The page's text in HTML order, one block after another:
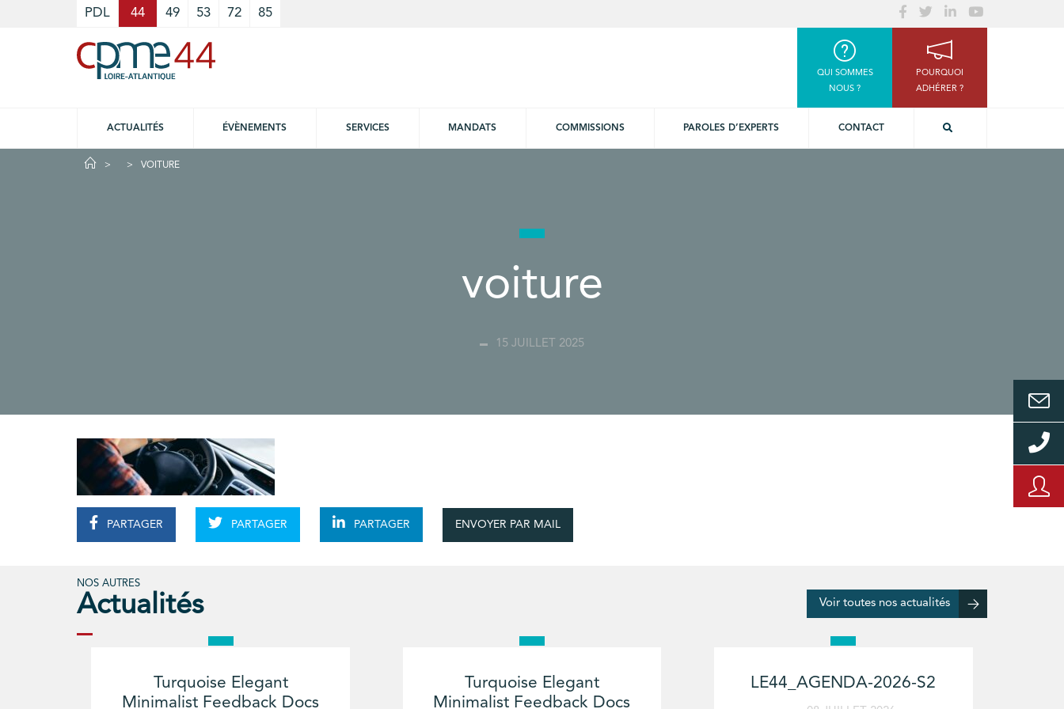
PDL 44 49 53 72 85
QUI SOMMES
NOUS ?
POURQUOI
ADHÉRER ?
ACTUALITÉS ÉVÈNEMENTS SERVICES MANDATS COMMISSIONS PAROLES D’EXPERTS CONTACT
VOITURE
voiture
15 JUILLET 2025
PARTAGER PARTAGER PARTAGER ENVOYER PAR MAIL
NOS AUTRES
Actualités Voir toutes nos actualités
Turquoise Elegant
Minimalist Feedback Docs
Turquoise Elegant
Minimalist Feedback Docs
LE44_AGENDA-2026-S2
Cookies management panel